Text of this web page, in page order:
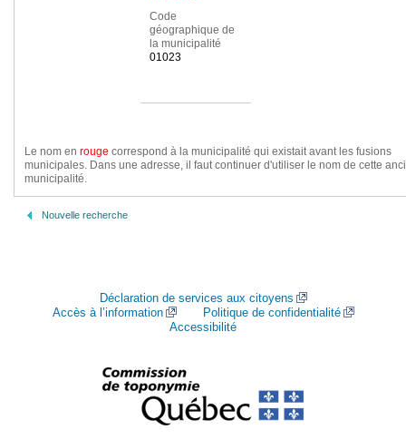
Code
géographique de
la municipalité
01023
Le nom en rouge correspond à la municipalité qui existait avant les fusions
municipales. Dans une adresse, il faut continuer d'utiliser le nom de cette
municipalité.
Nouvelle recherche
Déclaration de services aux citoyens
Accès à l’information
Politique de confidentialité
Accessibilité